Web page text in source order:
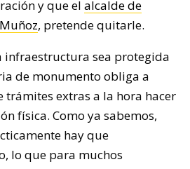
y que el alcalde de
, pretende quitarle.
infraestructura sea protegida
de monumento obliga a
trámites extras a la hora hacer
física. Como ya sabemos,
hay que
lo que para muchos